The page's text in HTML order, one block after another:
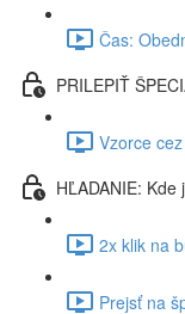
Čas:
PRILEPIŤ
Vzorce
HĽADANIE:
2x klik na
Prejsť na